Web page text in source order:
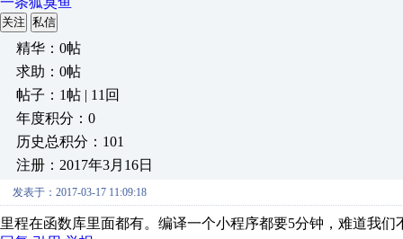
关注 私信
精华：0帖
求助：0帖
帖子：1帖 | 11回
年度积分：0
历史总积分：101
注册：2017年3月16日
发表于：2017-03-17 11:09:18
里程在函数库里面都有。编译一个小程序都要5分钟，难道我们